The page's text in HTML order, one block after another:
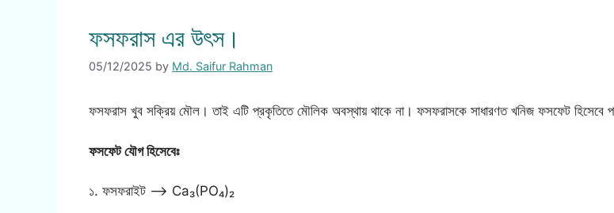
ফসফরাস এর উৎস।
05/12/2025 by Md. Saifur Rahman
ফসফরাস খুব সক্রিয় মৌল। তাই এটি প্রকৃতিতে মৌলিক অবস্থায় থাকে না। ফসফরাসকে সাধারণত খনিজ ফসফেট হিসেবে
ফসফেট যৌগ হিসেবেঃ
১. ফসফরাইট —> Ca₃(PO₄)₂